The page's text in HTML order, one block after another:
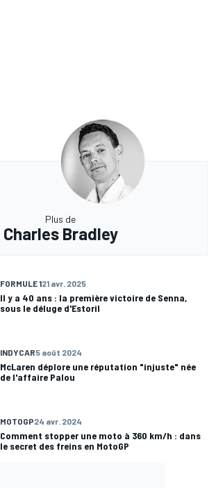
Plus de
Charles Bradley
FORMULE 121 avr. 2025
Il y a 40 ans : la première victoire de Senna,
sous le déluge d'Estoril
INDYCAR5 août 2024
McLaren déplore une réputation "injuste" née
de l'affaire Palou
MOTOGP24 avr. 2024
Comment stopper une moto à 360 km/h : dans
le secret des freins en MotoGP